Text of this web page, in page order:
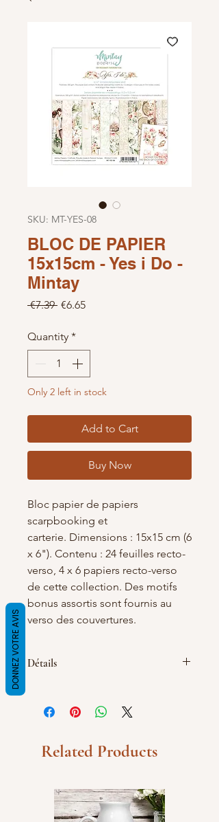
SKU: MT-YES-08
BLOC DE PAPIER
15x15cm - Yes i Do -
Mintay
€7.39 Regular Price
€6.65Sale Price
Quantity *
Only 2 left in stock
Add to Cart
Buy Now
Bloc papier de papiers
scarpbooking et
carterie. Dimensions : 15x15 cm (6
x 6"). Contenu : 24 feuilles recto-
verso, 4 x 6 papiers recto-verso
de cette collection. Des motifs
bonus assortis sont fournis au
verso des couvertures.
Détails
Technologie : impression offset,
collage d'un côté Emballage : sachet
autocollante.
Related Products
DONNEZ VOTRE AVIS